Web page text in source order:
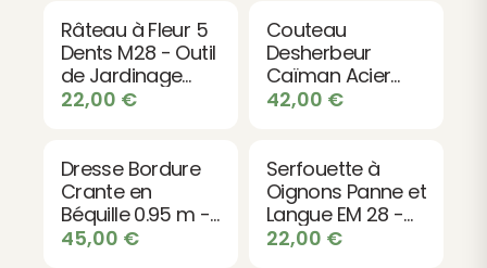
jardinier amateur qu'au professionnel grâce à sa
construction solide et fiable.
Avantages pour votre jardin
optimal sur le terrain, facilitant l'extraction de
cailloux et de débris. Son poids équilibré rend le
travail moins fatigant et plus rapide, vous
permettant de couvrir une plus grande surface en
Râteau à Fleur 5
Dents M28 - Outil
de Jardinage
Professionnel
22,00 €
Couteau
Desherbeur
Caïman Acier
Trempé PEFC -
Professionnel
42,00 €
Dresse Bordure
Crante en
Béquille 0.95 m -
Bordure de
45,00 €
Serfouette à
Oignons Panne et
Langue EM 28 -
Outil de
22,00 €